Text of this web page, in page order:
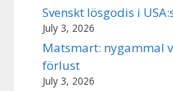
Svenskt lösgodis i
July 3, 2026
Matsmart: nygammal
förlust
July 3, 2026